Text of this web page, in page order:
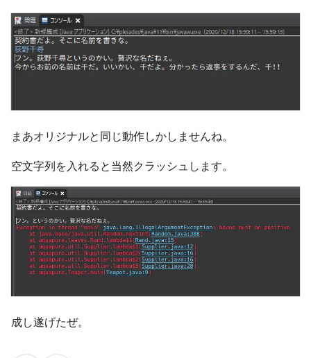
まあオリジナルと同じ動作しかしませんね。
空文字列を入れると当然クラッシュします。
成し遂げたぜ。